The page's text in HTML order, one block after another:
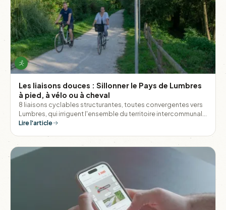
Les liaisons douces : Sillonner le Pays de Lumbres
à pied, à vélo ou à cheval
8 liaisons cyclables structurantes, toutes convergentes vers
Lumbres, qui irriguent l'ensemble du territoire intercommunal
et permettent de relier les villages entre eux sans monter dans
Lire l'article